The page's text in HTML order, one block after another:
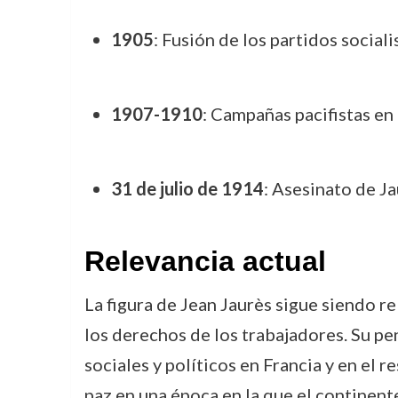
1905: Fusión de los partidos
1907-1910: Campañas pacifistas
31 de julio de 1914: Asesinato de
Relevancia actual
La figura de Jean Jaurès sigue siendo
los derechos de los trabajadores. Su
sociales y políticos en Francia y en el